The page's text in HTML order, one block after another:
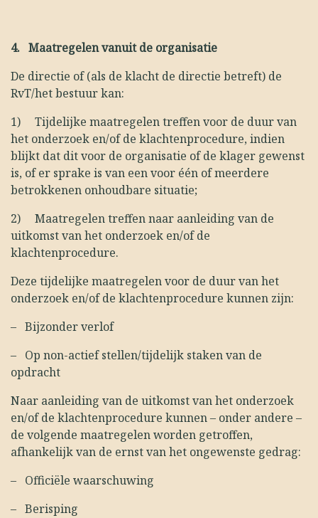
4. Maatregelen vanuit de organisatie
De directie of (als de klacht de directie betreft) de
RvT/het bestuur kan:
1)
Tijdelijke maatregelen treffen voor de duur van
het onderzoek en/of de klachtenprocedure, indien
blijkt dat dit voor de organisatie of de klager gewenst
is, of er sprake is van een voor één of meerdere
betrokkenen onhoudbare situatie;
2)
Maatregelen treffen naar aanleiding van de
uitkomst van het onderzoek en/of de
klachtenprocedure.
Deze tijdelijke maatregelen voor de duur van het
onderzoek en/of de klachtenprocedure kunnen zijn:
– Bijzonder verlof
– Op non-actief stellen/tijdelijk staken van de
opdracht
Naar aanleiding van de uitkomst van het onderzoek
en/of de klachtenprocedure kunnen – onder andere –
de volgende maatregelen worden getroffen,
afhankelijk van de ernst van het ongewenste gedrag:
– Officiële waarschuwing
– Berisping